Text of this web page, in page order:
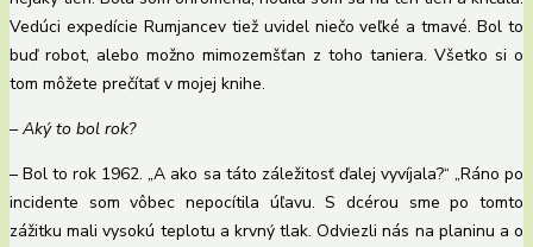
Vedúci expedície Rumjancev tiež uvidel niečo veľké a tmavé. Bol to
buď robot, alebo možno mimozemšťan z toho taniera. Všetko si o
tom môžete prečítať v mojej knihe.
– Aký to bol rok?
– Bol to rok 1962. „A ako sa táto záležitosť ďalej vyvíjala?“ „Ráno po
incidente som vôbec nepocítila úľavu. S dcérou sme po tomto
zážitku mali vysokú teplotu a krvný tlak. Odviezli nás na planinu a o